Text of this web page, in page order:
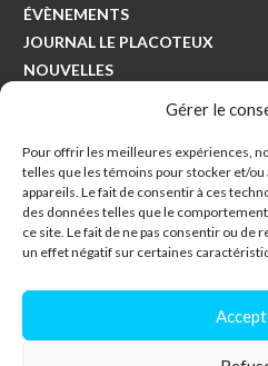
Gérer le
Pour offrir les meilleures expériences,
telles que les témoins pour stocker et/
appareils. Le fait de consentir à ces
des données telles que le
ce site. Le fait de ne pas consentir ou
un effet négatif sur certaines
ÉVÈNEMENTS
JOURNAL LE PLACOTEUX
NOUVELLES
Municipalité de Saints-Anges
494, avenue Principale
Saints-Anges, Québec
G0S 3E0
418-253-5230
info@saintsanges.com